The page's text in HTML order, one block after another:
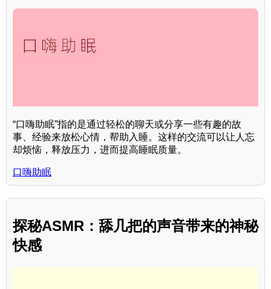
“口嗨助眠”指的是通过轻松的聊天或分享一些有趣的故
事、经验来放松心情，帮助入睡。这样的交流可以让人忘
却烦恼，释放压力，进而提高睡眠质量。
口嗨助眠
探秘ASMR：舔几把的声音带来的神秘
快感